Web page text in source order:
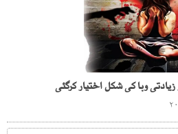
وبا کی شکل اختیار کرگئی